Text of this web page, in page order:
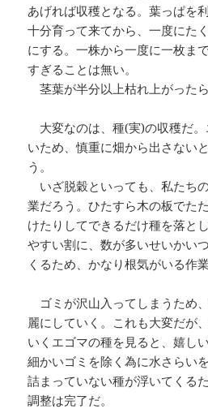
あげれば収穫となる。葉っぱを
十分育って来てから、一度にた
にする。一株から一度に一枚ま
すぎることは無い。
茎葉が半分以上枯れ上がったら
大変なのは、種(実)の収穫だ
いため、慎重に畑から出さない
う。
いざ脱穀といっても、私たち
業だろう。ひたすら木の板でた
けたりしてできるだけ種を落と
やすい割に、数が多いせいかい
くるため、かなり根気がいる作業
ゴミが沢山入ってしまうため
麗にしていく。これも大変だが
いくエゴマの種を見ると、嬉し
細かいゴミを除く為に水さらい
詰まっていない種が浮いてくる
調整は完了だ。